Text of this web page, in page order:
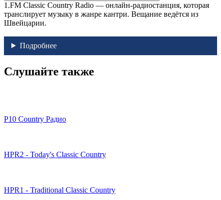
1.FM Classic Country Radio — онлайн-радиостанция, которая
транслирует музыку в жанре кантри. Вещание ведётся из
Швейцарии.
Подробнее
Слушайте также
P10 Country Радио
HPR2 - Today's Classic Country
HPR1 - Traditional Classic Country